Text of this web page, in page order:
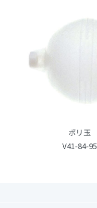
ポリ玉
V41-84-95